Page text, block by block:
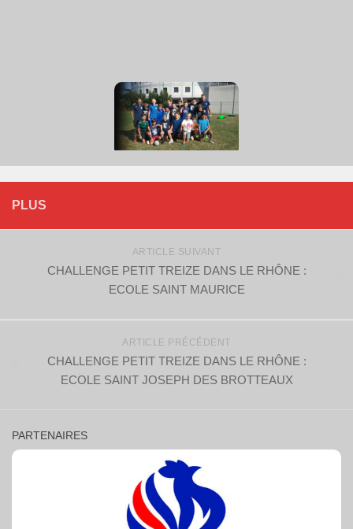
PLUS
ARTICLE SUIVANT
CHALLENGE PETIT TREIZE DANS LE RHÔNE :
ECOLE SAINT MAURICE
ARTICLE PRÉCÉDENT
CHALLENGE PETIT TREIZE DANS LE RHÔNE :
ECOLE SAINT JOSEPH DES BROTTEAUX
PARTENAIRES